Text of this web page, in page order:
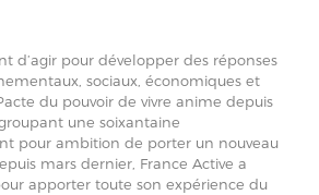
d’agir pour développer des réponses
sociaux, économiques et
du pouvoir de vivre anime depuis
une soixantaine
pour ambition de porter un nouveau
mars dernier, France Active a
apporter toute son expérience du